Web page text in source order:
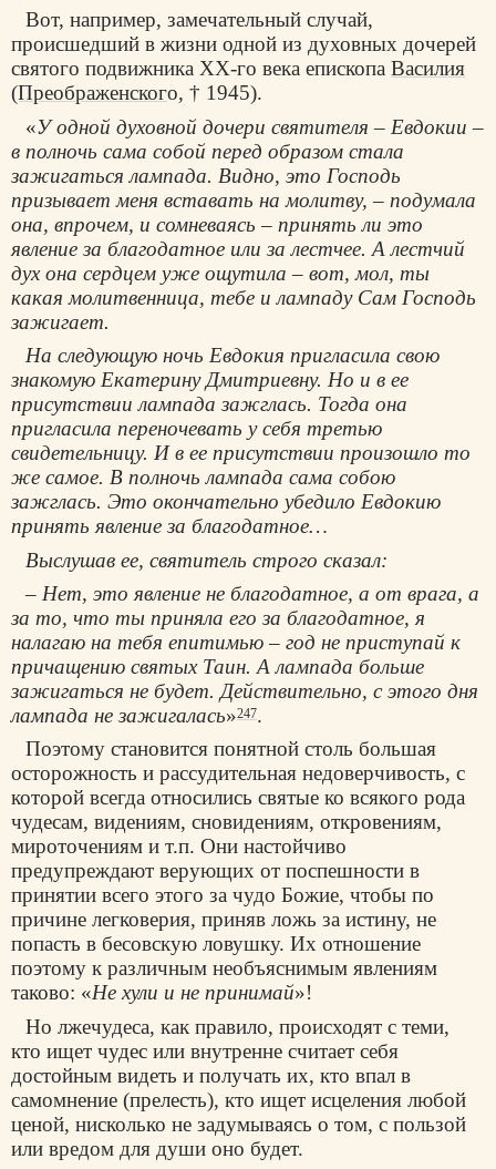
Вот, например, замечательный случай,
происшедший в жизни одной из духовных дочерей
святого подвижника XX-го века епископа Василия
(Преображенского, † 1945).
«У одной духовной дочери святителя – Евдокии –
в полночь сама собой перед образом стала
зажигаться лампада. Видно, это Господь
призывает меня вставать на молитву, – подумала
она, впрочем, и сомневаясь – принять ли это
явление за благодатное или за лестчее. А лестчий
дух она сердцем уже ощутила – вот, мол, ты
какая молитвенница, тебе и лампаду Сам Господь
зажигает.
На следующую ночь Евдокия пригласила свою
знакомую Екатерину Дмитриевну. Но и в ее
присутствии лампада зажглась. Тогда она
пригласила переночевать у себя третью
свидетельницу. И в ее присутствии произошло то
же самое. В полночь лампада сама собою
зажглась. Это окончательно убедило Евдокию
принять явление за благодатное…
Выслушав ее, святитель строго сказал:
– Нет, это явление не благодатное, а от врага, а
за то, что ты приняла его за благодатное, я
налагаю на тебя епитимью – год не приступай к
причащению святых Таин. А лампада больше
зажигаться не будет. Действительно, с этого дня
лампада не зажигалась»247.
Поэтому становится понятной столь большая
осторожность и рассудительная недоверчивость, с
которой всегда относились святые ко всякого рода
чудесам, видениям, сновидениям, откровениям,
мироточениям и т.п. Они настойчиво
предупреждают верующих от поспешности в
принятии всего этого за чудо Божие, чтобы по
причине легковерия, приняв ложь за истину, не
попасть в бесовскую ловушку. Их отношение
поэтому к различным необъяснимым явлениям
таково: «Не хули и не принимай»!
Но лжечудеса, как правило, происходят с теми,
кто ищет чудес или внутренне считает себя
достойным видеть и получать их, кто впал в
самомнение (прелесть), кто ищет исцеления любой
ценой, нисколько не задумываясь о том, с пользой
или вредом для души оно будет.